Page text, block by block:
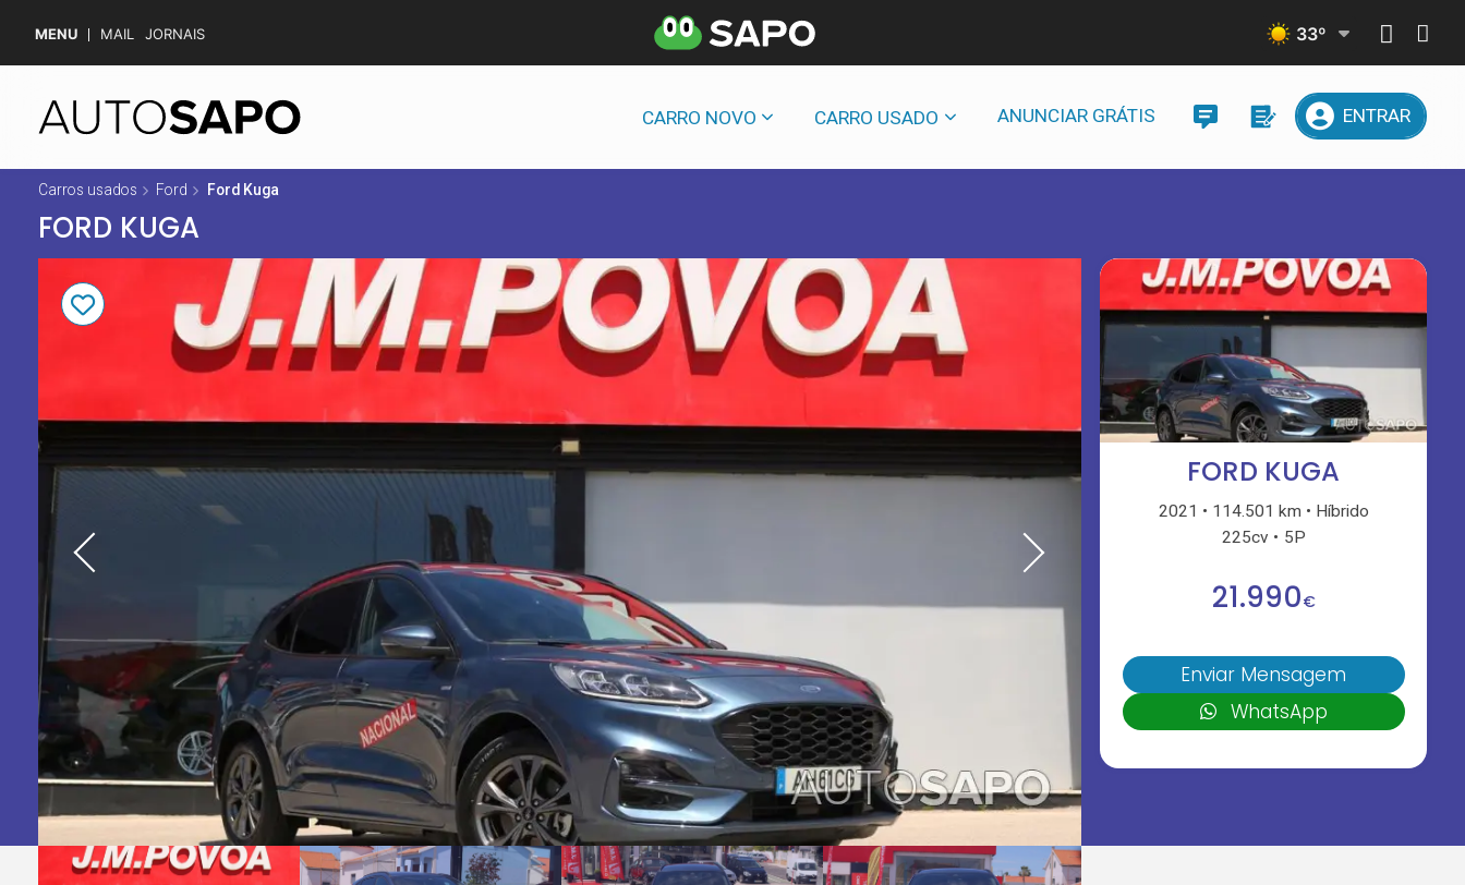
MENU MAIL JORNAIS 33º
CARRO NOVO CARRO USADO ANUNCIAR GRÁTIS ENTRAR
Carros usados Ford Ford Kuga
FORD KUGA
FORD KUGA
2021 114.501 km
Híbrido
225cv
5P
21.990€
Enviar Mensagem
WhatsApp